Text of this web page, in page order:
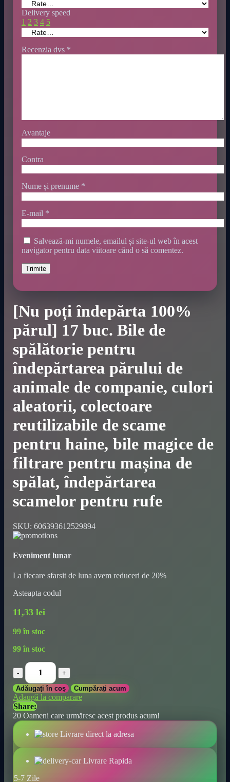
Delivery speed
1 2 3 4 5
Recenzia dvs *
Avantaje
Contra
Nume și prenume *
E-mail *
Salvează-mi numele, emailul și site-ul web în acest
navigator pentru data viitoare când o să comentez.
[Nu poți îndepărta 100%
părul] 17 buc. Bile de
spălătorie pentru
îndepărtarea părului de
animale de companie, culori
aleatorii, colectoare
reutilizabile de scame
pentru haine, bile magice de
filtrare pentru mașina de
spălat, îndepărtarea
scamelor pentru rufe
SKU: 606393612529894
Eveniment lunar
La fiecare sfarsit de luna avem reduceri de 20%
Asteapta codul
11,33 lei
99 în stoc
99 în stoc
[Nu
îndepărta
100%
părul]
17
buc.
Bile
spălătorie
pentru
îndepărtarea
părului
Adăugați în coș Cumpărați acum
Adaugă la comparare
Share:
20 Oameni care urmăresc acest produs acum!
Livrare direct la adresa
Livrare Rapida
5-7 Zile